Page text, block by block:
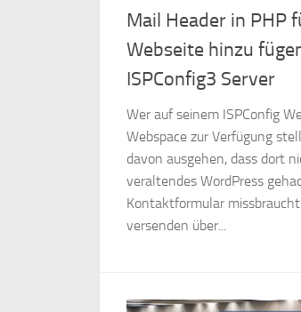
Mail Header in PHP
Webseite hinzu
ISPConfig3 Server
Wer auf seinem ISPConfig
Webspace zur Verfügung
davon ausgehen, dass dort
veraltendes WordPress
Kontaktformular
versenden über...